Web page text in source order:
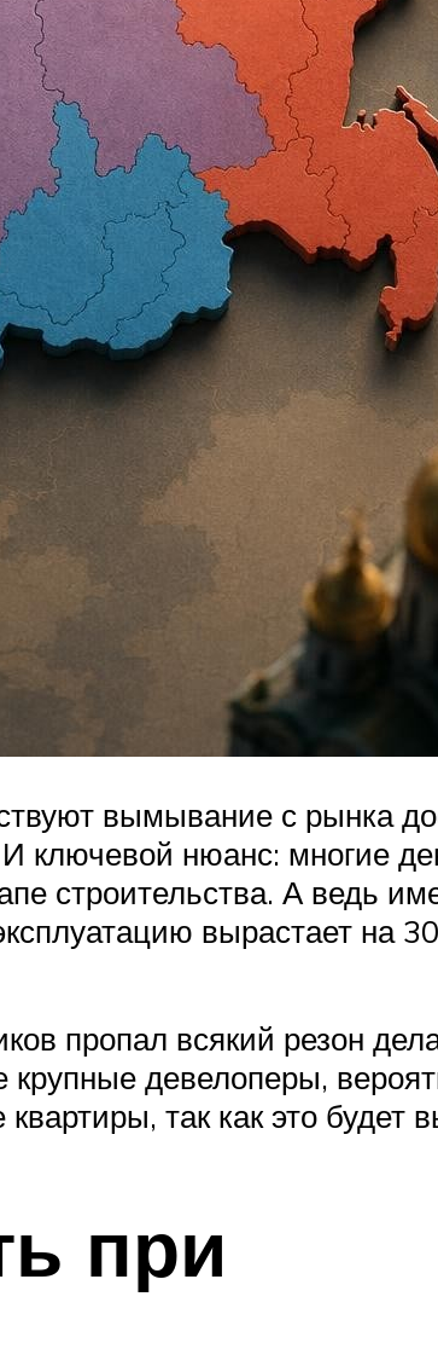
вымывание с рынка
ключевой нюанс: многие
строительства. А ведь
вырастает на
пропал всякий резон
девелоперы,
так как это будет
при